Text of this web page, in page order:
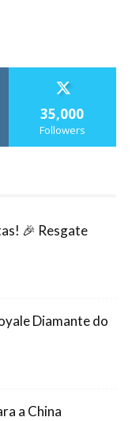
35,000
Followers
🎉 Resgate
Diamante do
a China